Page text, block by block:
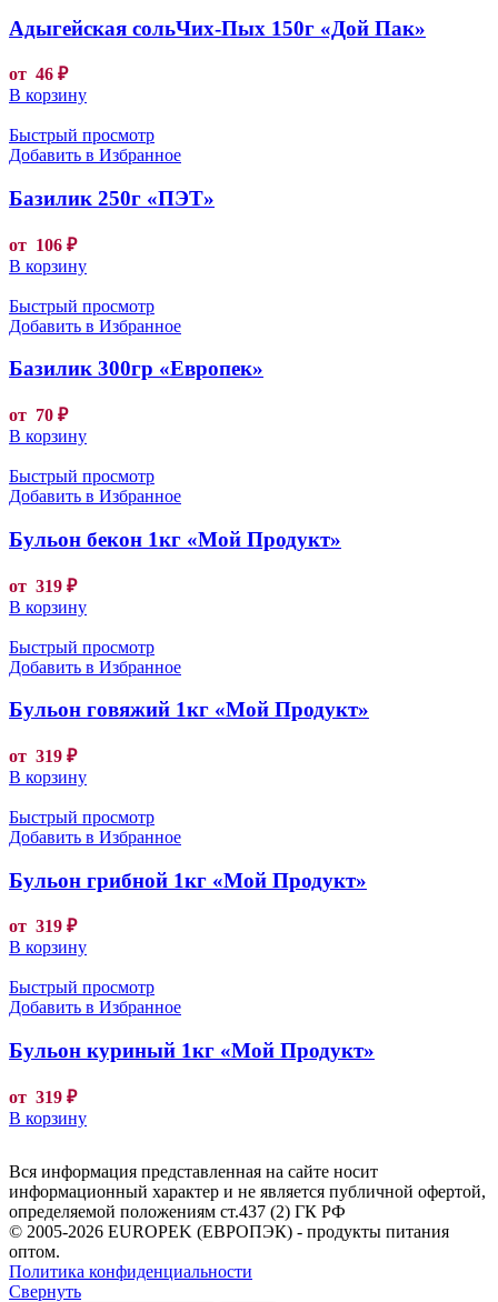
Адыгейская сольЧих-Пых 150г «Дой Пак»
от 46 ₽
В корзину
Быстрый просмотр
Добавить в Избранное
Базилик 250г «ПЭТ»
от 106 ₽
В корзину
Быстрый просмотр
Добавить в Избранное
Базилик 300гр «Европек»
от 70 ₽
В корзину
Быстрый просмотр
Добавить в Избранное
Бульон бекон 1кг «Мой Продукт»
от 319 ₽
В корзину
Быстрый просмотр
Добавить в Избранное
Бульон говяжий 1кг «Мой Продукт»
от 319 ₽
В корзину
Быстрый просмотр
Добавить в Избранное
Бульон грибной 1кг «Мой Продукт»
от 319 ₽
В корзину
Быстрый просмотр
Добавить в Избранное
Бульон куриный 1кг «Мой Продукт»
от 319 ₽
В корзину
Вся информация представленная на сайте носит
информационный характер и не является публичной офертой,
определяемой положениям ст.437 (2) ГК РФ
© 2005-2026 EUROPEK (ЕВРОПЭК) - продукты питания
оптом.
Политика конфиденциальности
Свернуть